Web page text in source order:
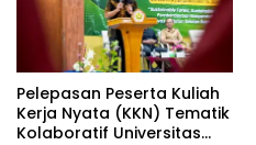
Pelepasan Peserta Kuliah
Kerja Nyata (KKN) Tematik
Kolaboratif Universitas